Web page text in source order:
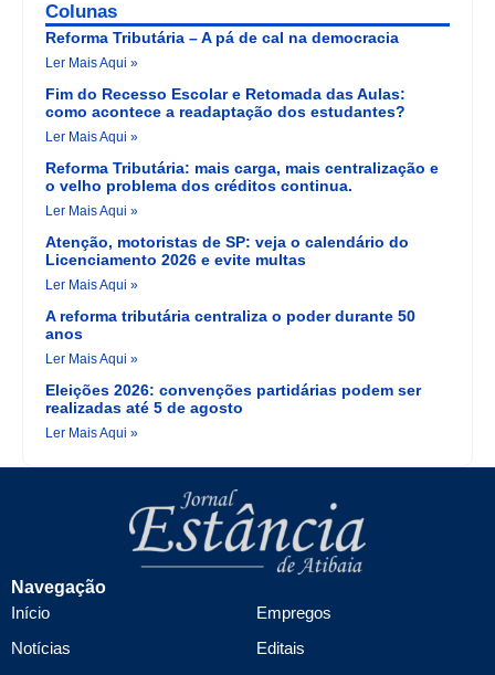
Colunas
Reforma Tributária – A pá de cal na democracia
Ler Mais Aqui »
Fim do Recesso Escolar e Retomada das Aulas:
como acontece a readaptação dos estudantes?
Ler Mais Aqui »
Reforma Tributária: mais carga, mais centralização e
o velho problema dos créditos continua.
Ler Mais Aqui »
Atenção, motoristas de SP: veja o calendário do
Licenciamento 2026 e evite multas
Ler Mais Aqui »
A reforma tributária centraliza o poder durante 50
anos
Ler Mais Aqui »
Eleições 2026: convenções partidárias podem ser
realizadas até 5 de agosto
Ler Mais Aqui »
Navegação
Início
Notícias
Empregos
Editais